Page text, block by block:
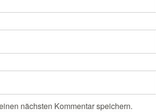
nächsten Kommentar speichern.